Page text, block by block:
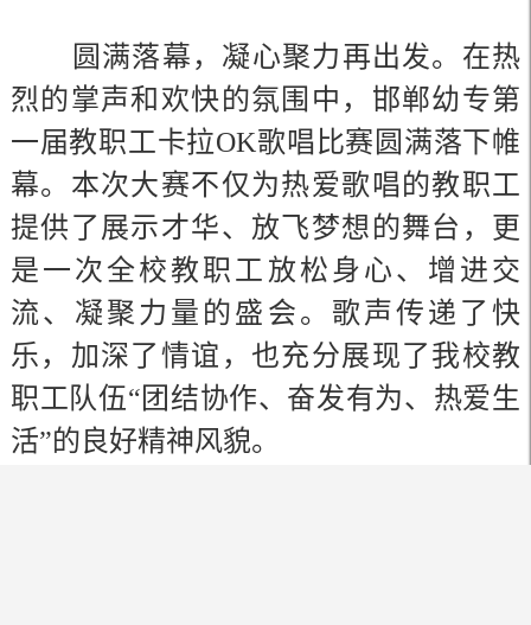
圆满落幕，凝心聚力再出发。在热
烈的掌声和欢快的氛围中，邯郸幼专第
一届教职工卡拉OK歌唱比赛圆满落下帷
幕。本次大赛不仅为热爱歌唱的教职工
提供了展示才华、放飞梦想的舞台，更
是一次全校教职工放松身心、增进交
流、凝聚力量的盛会。歌声传递了快
乐，加深了情谊，也充分展现了我校教
职工队伍“团结协作、奋发有为、热爱生
活”的良好精神风貌。